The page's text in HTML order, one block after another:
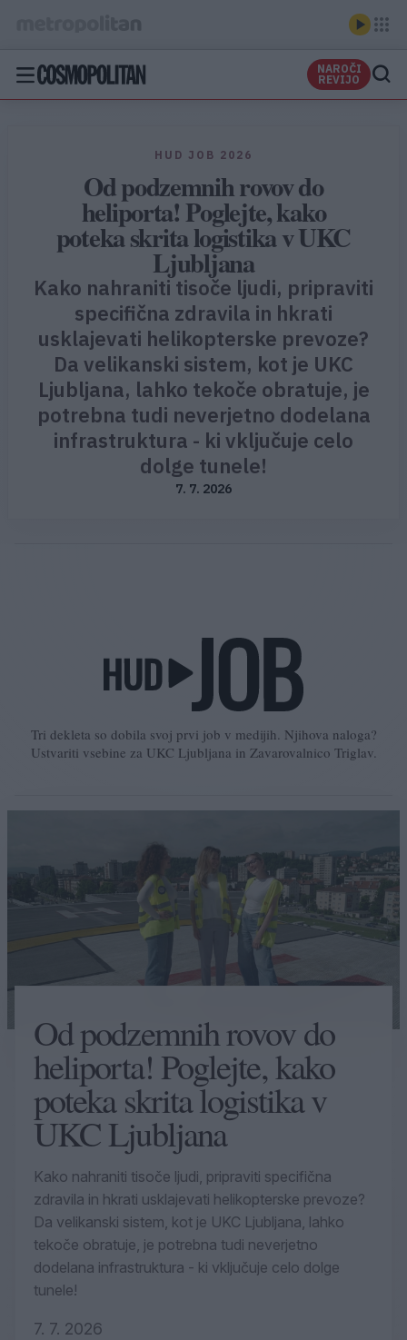
NAROČI
REVIJO
HUD JOB 2026
Od podzemnih rovov do
heliporta! Poglejte, kako
poteka skrita logistika v UKC
Ljubljana
Kako nahraniti tisoče ljudi, pripraviti
specifična zdravila in hkrati
usklajevati helikopterske prevoze?
Da velikanski sistem, kot je UKC
Ljubljana, lahko tekoče obratuje, je
potrebna tudi neverjetno dodelana
infrastruktura - ki vključuje celo
dolge tunele!
7. 7. 2026
Tri dekleta so dobila svoj prvi job v medijih. Njihova naloga?
Ustvariti vsebine za UKC Ljubljana in Zavarovalnico Triglav.
Od podzemnih rovov do
heliporta! Poglejte, kako
poteka skrita logistika v
UKC Ljubljana
Kako nahraniti tisoče ljudi, pripraviti specifična
zdravila in hkrati usklajevati helikopterske prevoze?
Da velikanski sistem, kot je UKC Ljubljana, lahko
tekoče obratuje, je potrebna tudi neverjetno
dodelana infrastruktura - ki vključuje celo dolge
tunele!
7. 7. 2026